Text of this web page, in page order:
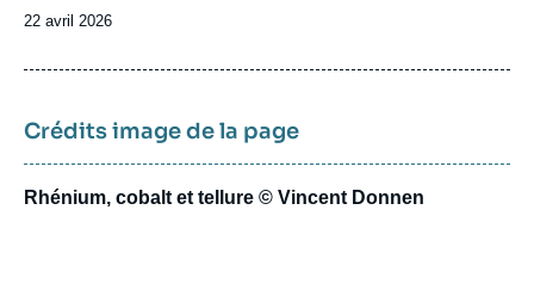
Date
publication
22 avril 2026
Crédits image de la page
Rhénium, cobalt et tellure © Vincent Donnen